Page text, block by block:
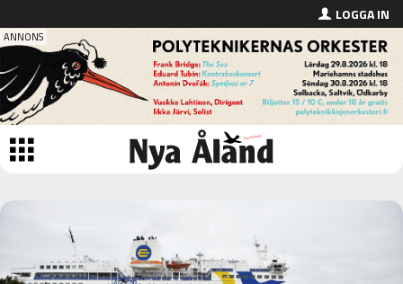
LOGGA IN